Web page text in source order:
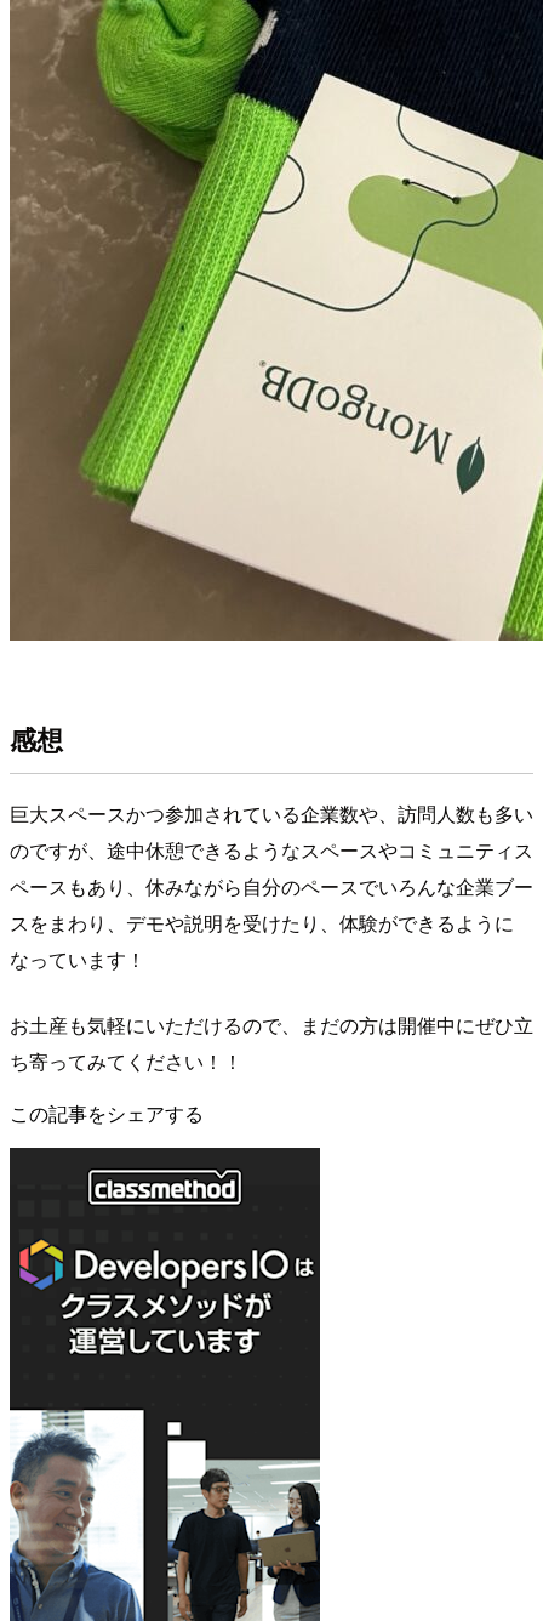
感想
巨大スペースかつ参加されている企業数や、訪問人数も多い
のですが、途中休憩できるようなスペースやコミュニティス
ペースもあり、休みながら自分のペースでいろんな企業ブー
スをまわり、デモや説明を受けたり、体験ができるように
なっています！
お土産も気軽にいただけるので、まだの方は開催中にぜひ立
ち寄ってみてください！！
この記事をシェアする